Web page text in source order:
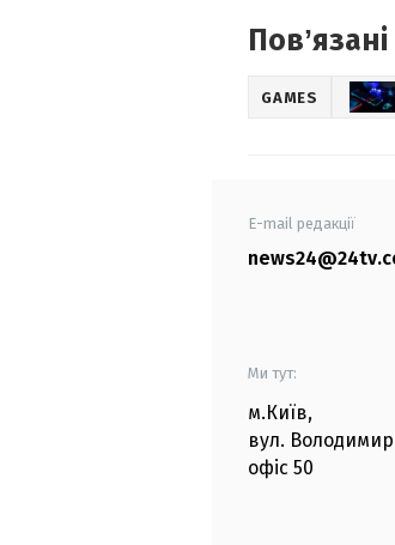
GAMES
E-mail редакції
Ми тут:
м.Київ,
вул.
офіс 50